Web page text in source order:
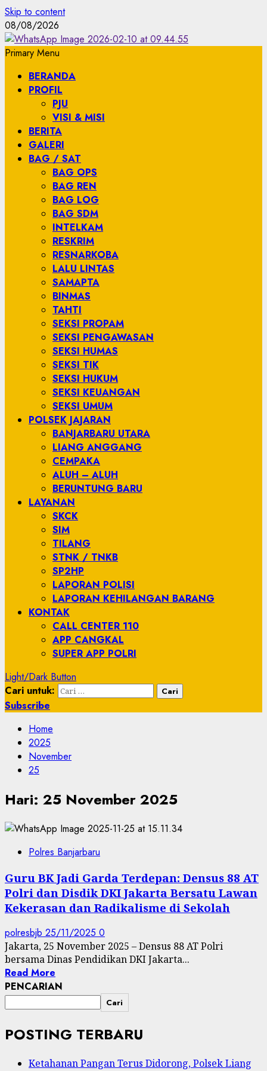
Skip to content
08/08/2026
Primary Menu
BERANDA
PROFIL
PJU
VISI & MISI
BERITA
GALERI
BAG / SAT
BAG OPS
BAG REN
BAG LOG
BAG SDM
INTELKAM
RESKRIM
RESNARKOBA
LALU LINTAS
SAMAPTA
BINMAS
TAHTI
SEKSI PROPAM
SEKSI PENGAWASAN
SEKSI HUMAS
SEKSI TIK
SEKSI HUKUM
SEKSI KEUANGAN
SEKSI UMUM
POLSEK JAJARAN
BANJARBARU UTARA
LIANG ANGGANG
CEMPAKA
ALUH – ALUH
BERUNTUNG BARU
LAYANAN
SKCK
SIM
TILANG
STNK / TNKB
SP2HP
LAPORAN POLISI
LAPORAN KEHILANGAN BARANG
KONTAK
CALL CENTER 110
APP CANGKAL
SUPER APP POLRI
Light/Dark Button
Cari untuk:
Subscribe
Home
2025
November
25
Hari: 25 November 2025
Polres Banjarbaru
Guru BK Jadi Garda Terdepan: Densus 88 AT
Polri dan Disdik DKI Jakarta Bersatu Lawan
Kekerasan dan Radikalisme di Sekolah
polresbjb 25/11/2025 0
Jakarta, 25 November 2025 – Densus 88 AT Polri
bersama Dinas Pendidikan DKI Jakarta...
Read More
PENCARIAN
Cari
POSTING TERBARU
Ketahanan Pangan Terus Didorong, Polsek Liang